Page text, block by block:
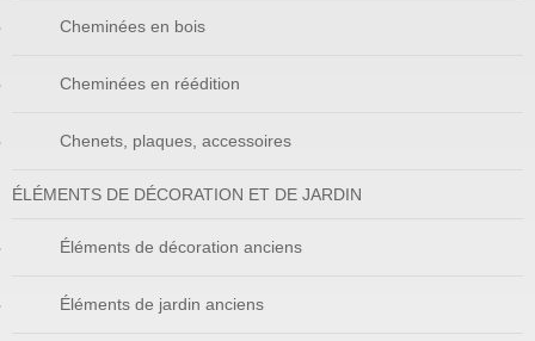
Cheminées en bois
Cheminées en réédition
Chenets, plaques, accessoires
ÉLÉMENTS DE DÉCORATION ET DE JARDIN
Éléments de décoration anciens
Éléments de jardin anciens